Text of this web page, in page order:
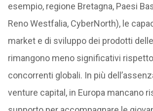
esempio, regione Bretagna, Paesi
Reno Westfalia, CyberNorth), le
market e di sviluppo dei prodotti
rimangono meno significativi
concorrenti globali. In più
venture capital, in Europa mancano